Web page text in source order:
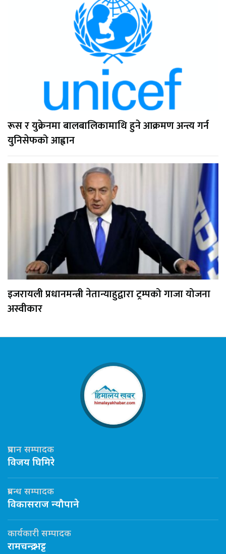
रूस र युक्रेनमा बालबालिकामाथि हुने आक्रमण अन्त्य गर्न
युनिसेफको आह्वान
इजरायली प्रधानमन्त्री नेतान्याहुद्वारा ट्रम्पको गाजा योजना
अस्वीकार
प्रधान सम्पादक
विजय घिमिरे
प्रबन्ध सम्पादक
विकासराज न्यौपाने
कार्यकारी सम्पादक
रामचन्द्र भट्ट